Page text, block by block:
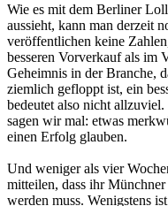
Wie es mit dem Berliner
aussieht, kann man derzeit
veröffentlichen keine
besseren Vorverkauf als im
Geheimnis in der Branche,
ziemlich gefloppt ist, ein
bedeutet also nicht
sagen wir mal: etwas
einen Erfolg glauben.
Und weniger als vier
mitteilen, dass ihr
werden muss. Wenigstens